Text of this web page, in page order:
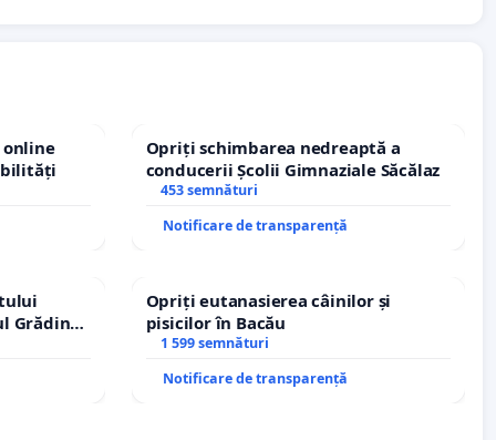
Opriți schimbarea nedreaptă a
conducerii Școlii Gimnaziale Săcălaz
453 semnături
Notificare de transparență
Grădina
Opriți eutanasierea câinilor și
pisicilor în Bacău
1 599 semnături
Notificare de transparență